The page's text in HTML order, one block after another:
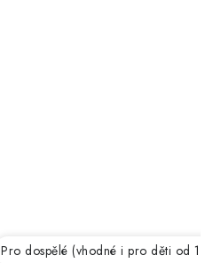
Pro dospělé (vhodné i pro děti od 12 let)